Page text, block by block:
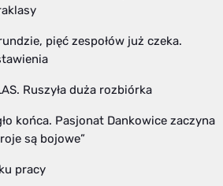
pięć zespołów już czeka.
Ruszyła duża rozbiórka
końca. Pasjonat Dankowice zaczyna
są bojowe”
pracy